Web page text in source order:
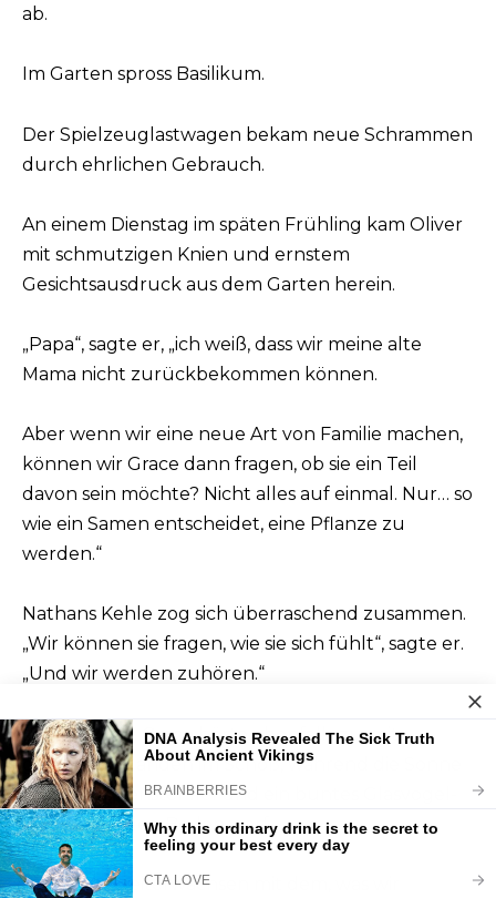
ab.
Im Garten spross Basilikum.
Der Spielzeuglastwagen bekam neue Schrammen
durch ehrlichen Gebrauch.
An einem Dienstag im späten Frühling kam Oliver
mit schmutzigen Knien und ernstem
Gesichtsausdruck aus dem Garten herein.
„Papa“, sagte er, „ich weiß, dass wir meine alte
Mama nicht zurückbekommen können.
Aber wenn wir eine neue Art von Familie machen,
können wir Grace dann fragen, ob sie ein Teil
davon sein möchte? Nicht alles auf einmal. Nur… so
wie ein Samen entscheidet, eine Pflanze zu
werden.“
Nathans Kehle zog sich überraschend zusammen.
„Wir können sie fragen, wie sie sich fühlt“, sagte er.
„Und wir werden zuhören.“
Das taten sie. Grace hörte ebenfalls zu, mit
gefalteten Händen im Schoß, während die Sonne
durch das Fenster fiel und ein buntes Glasvogel-
Muster auf den Boden warf.
„Lasst uns weiterwachsen mit dem, was wir